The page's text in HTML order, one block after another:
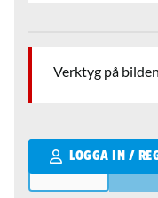
Verktyg på
LOGGA IN /
Qantity